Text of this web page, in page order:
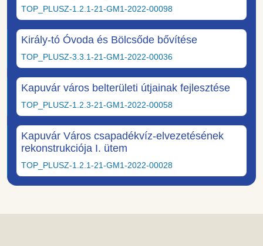
TOP_PLUSZ-1.2.1-21-GM1-2022-00098
Király-tó Óvoda és Bölcsőde bővítése
TOP_PLUSZ-3.3.1-21-GM1-2022-00036
Kapuvár város belterületi útjainak fejlesztése
TOP_PLUSZ-1.2.3-21-GM1-2022-00058
Kapuvár Város csapadékvíz-elvezetésének
rekonstrukciója I. ütem
TOP_PLUSZ-1.2.1-21-GM1-2022-00028